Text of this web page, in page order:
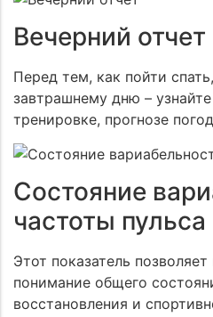
Вечерний отчет
Перед тем, как пойти
завтрашнему дню –
тренировке, прогнозе
Состояние
частоты пульса
Этот показатель
понимание общего
восстановления и